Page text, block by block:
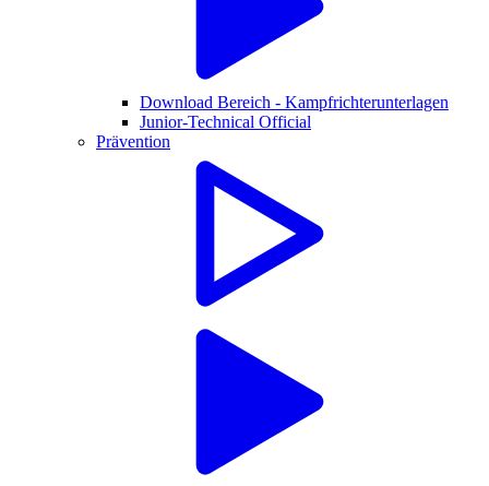
Download Bereich - Kampfrichterunterlagen
Junior-Technical Official
Prävention